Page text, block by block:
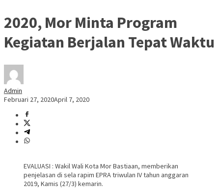
2020, Mor Minta Program
Kegiatan Berjalan Tepat Waktu
Admin
Februari 27, 2020April 7, 2020
EVALUASI : Wakil Wali Kota Mor Bastiaan, memberikan
penjelasan di sela rapim EPRA triwulan IV tahun anggaran
2019, Kamis (27/3) kemarin.